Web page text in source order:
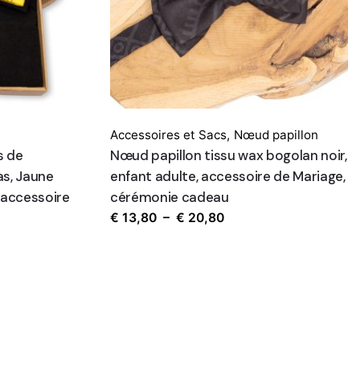
de
Jaune
Accessoires et Sacs, Nœud papillon
Nœud papillon tissu wax bogolan noir,
enfant adulte, accessoire de Mariage,
cérémonie cadeau
€ 13,80 – € 20,80Plage